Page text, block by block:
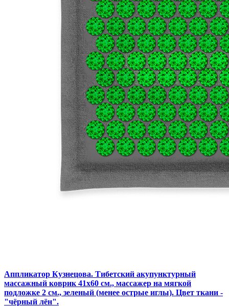
Аппликатор Кузнецова. Тибетский акупунктурный
массажный коврик 41х60 см., массажер на мягкой
подложке 2 см., зеленый (менее острые иглы). Цвет ткани -
"чёрный лён".